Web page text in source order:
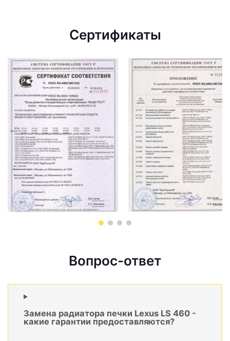
Сертификаты
Вопрос-ответ
Замена радиатора печки Lexus LS 460 -
какие гарантии предоставляются?